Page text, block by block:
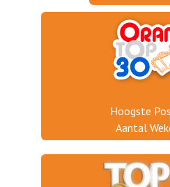
Hoogste
Aantal